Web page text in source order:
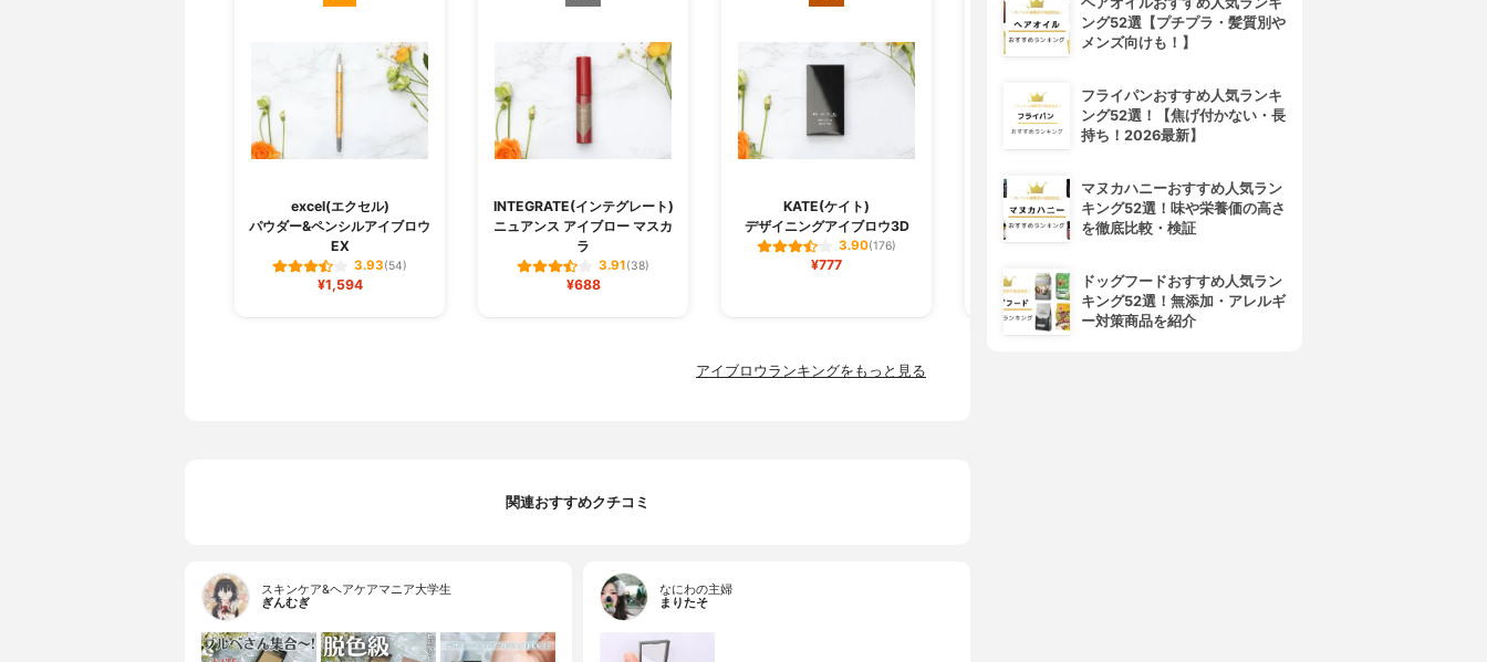
excel(エクセル)
パウダー&ペンシルアイブロウ
EX
3.93(54)
¥1,594
INTEGRATE(インテグレート)
ニュアンス アイブロー マスカ
ラ
3.91(38)
¥688
KATE(ケイト)
デザイニングアイブロウ3D
3.90(176)
¥777
Heavy Rotation(ヘビーローテ
ーション)
カラーリングアイブロウ
¥592
CEZANNE(セザンヌ)
アイブロウランキングをもっと見る
関連おすすめクチコミ
スキンケア&ヘアケアマニア大学生
ぎんむぎ
なにわの主婦
まりたそ
ング52選【プチプラ・髪質別や
メンズ向けも！】
フライパンおすすめ人気ランキ
ング52選！【焦げ付かない・長
持ち！2026最新】
マヌカハニーおすすめ人気ラン
キング52選！味や栄養価の高さ
を徹底比較・検証
ドッグフードおすすめ人気ラン
キング52選！無添加・アレルギ
ー対策商品を紹介